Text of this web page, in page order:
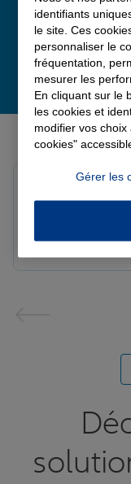
Derniers
Note de 5 sur 5
Très bonne
Fanny B.
identifiants
le site. Ces
personnaliser le
fréquentation,
mesurer les
En cliquant sur le
les cookies et
modifier vos
cookies"
Gérer les